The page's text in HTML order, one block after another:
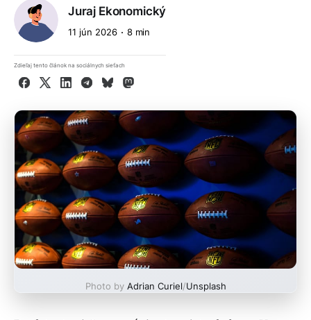
Juraj Ekonomický
11 jún 2026 8 min
Zdieľaj tento článok na sociálnych sieťach
Facebook
X LinkedInTelegram
BlueskyMastodon
Photo by Adrian Curiel/Unsplash